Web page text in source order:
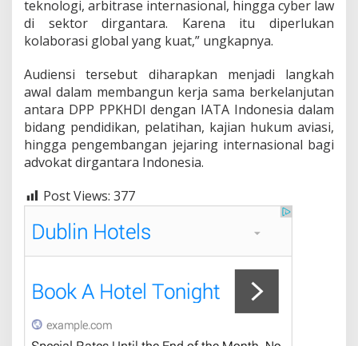
teknologi, arbitrase internasional, hingga cyber law
di sektor dirgantara. Karena itu diperlukan
kolaborasi global yang kuat,” ungkapnya.
Audiensi tersebut diharapkan menjadi langkah
awal dalam membangun kerja sama berkelanjutan
antara DPP PPKHDI dengan IATA Indonesia dalam
bidang pendidikan, pelatihan, kajian hukum aviasi,
hingga pengembangan jejaring internasional bagi
advokat dirgantara Indonesia.
Post Views: 377